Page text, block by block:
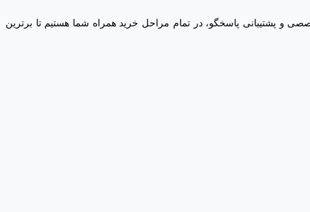
تخصصی و پشتیبانی پاسخگو، در تمام مراحل خرید همراه شما هستیم تا برترین